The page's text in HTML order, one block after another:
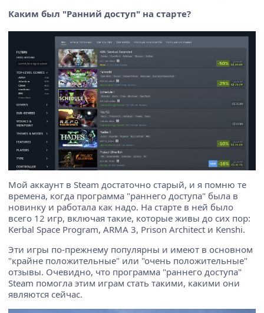
Каким был "Ранний доступ" на старте?
Мой аккаунт в Steam достаточно старый, и я помню те
времена, когда программа "раннего доступа" была в
новинку и работала как надо. На старте в ней было
всего 12 игр, включая такие, которые живы до сих пор:
Kerbal Space Program, ARMA 3, Prison Architect и Kenshi.
Эти игры по-прежнему популярны и имеют в основном
"крайне положительные" или "очень положительные"
отзывы. Очевидно, что программа "раннего доступа"
Steam помогла этим играм стать такими, какими они
являются сейчас.